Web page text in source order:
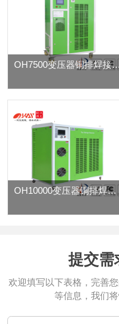
OH7500变压器铜排焊接
OH10000变压器铜排焊接机 氢氧水焊机
提交需
欢迎填写以下表格，完善
等信息，我们